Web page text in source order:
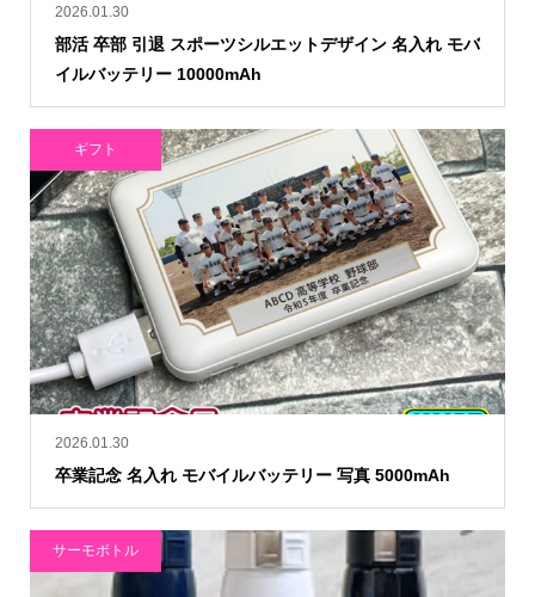
2026.01.30
部活 卒部 引退 スポーツシルエットデザイン 名入れ モバ
イルバッテリー 10000mAh
2026.01.30
卒業記念 名入れ モバイルバッテリー 写真 5000mAh
ギフト
サーモボトル